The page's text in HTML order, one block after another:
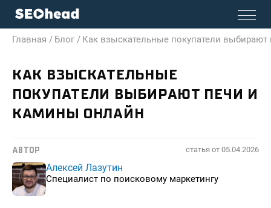
Главная / Блог / Как взыскательные покупатели
КАК ВЗЫСКАТЕЛЬНЫЕ
ПОКУПАТЕЛИ ВЫБИРАЮТ ПЕЧИ И
КАМИНЫ ОНЛАЙН
АВТОР статья от 05.04.2026
Алексей Лазутин
Специалист по поисковому маркетингу